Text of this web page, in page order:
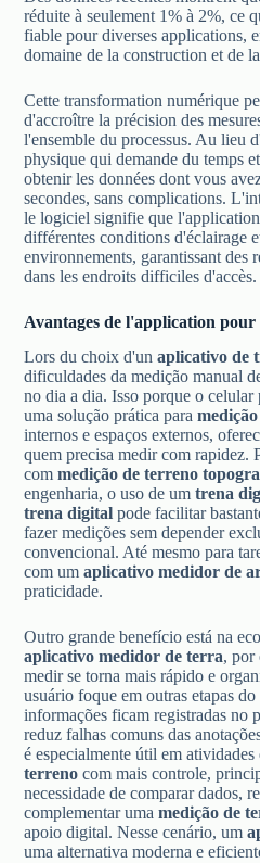
réduite à seulement 1% à 2%, ce
fiable pour diverses applications,
domaine de la construction et de
Cette transformation numérique
d'accroître la précision des
l'ensemble du processus. Au lieu
physique qui demande du temps
obtenir les données dont vous
secondes, sans complications.
le logiciel signifie que l'application
différentes conditions d'éclairage
environnements, garantissant des
dans les endroits difficiles d'accès.
Avantages de l'application pour
Lors du choix d'unaplicativo de
dificuldades da medição manual
no dia a dia. Isso porque o celular
uma solução prática para
internos e espaços externos,
quem precisa medir com rapidez.
commedição de terreno
engenharia, o uso de umtrena
trena digital pode facilitar
fazer medições sem depender
convencional. Até mesmo para
com umaplicativo medidor de
praticidade.
Outro grande benefício está na
aplicativo medidor de terra, por
medir se torna mais rápido e
usuário foque em outras etapas
informações ficam registradas no
reduz falhas comuns das
é especialmente útil em
terreno com mais controle,
necessidade de comparar dados,
complementar umamedição de
apoio digital. Nesse cenário, um
uma alternativa moderna e